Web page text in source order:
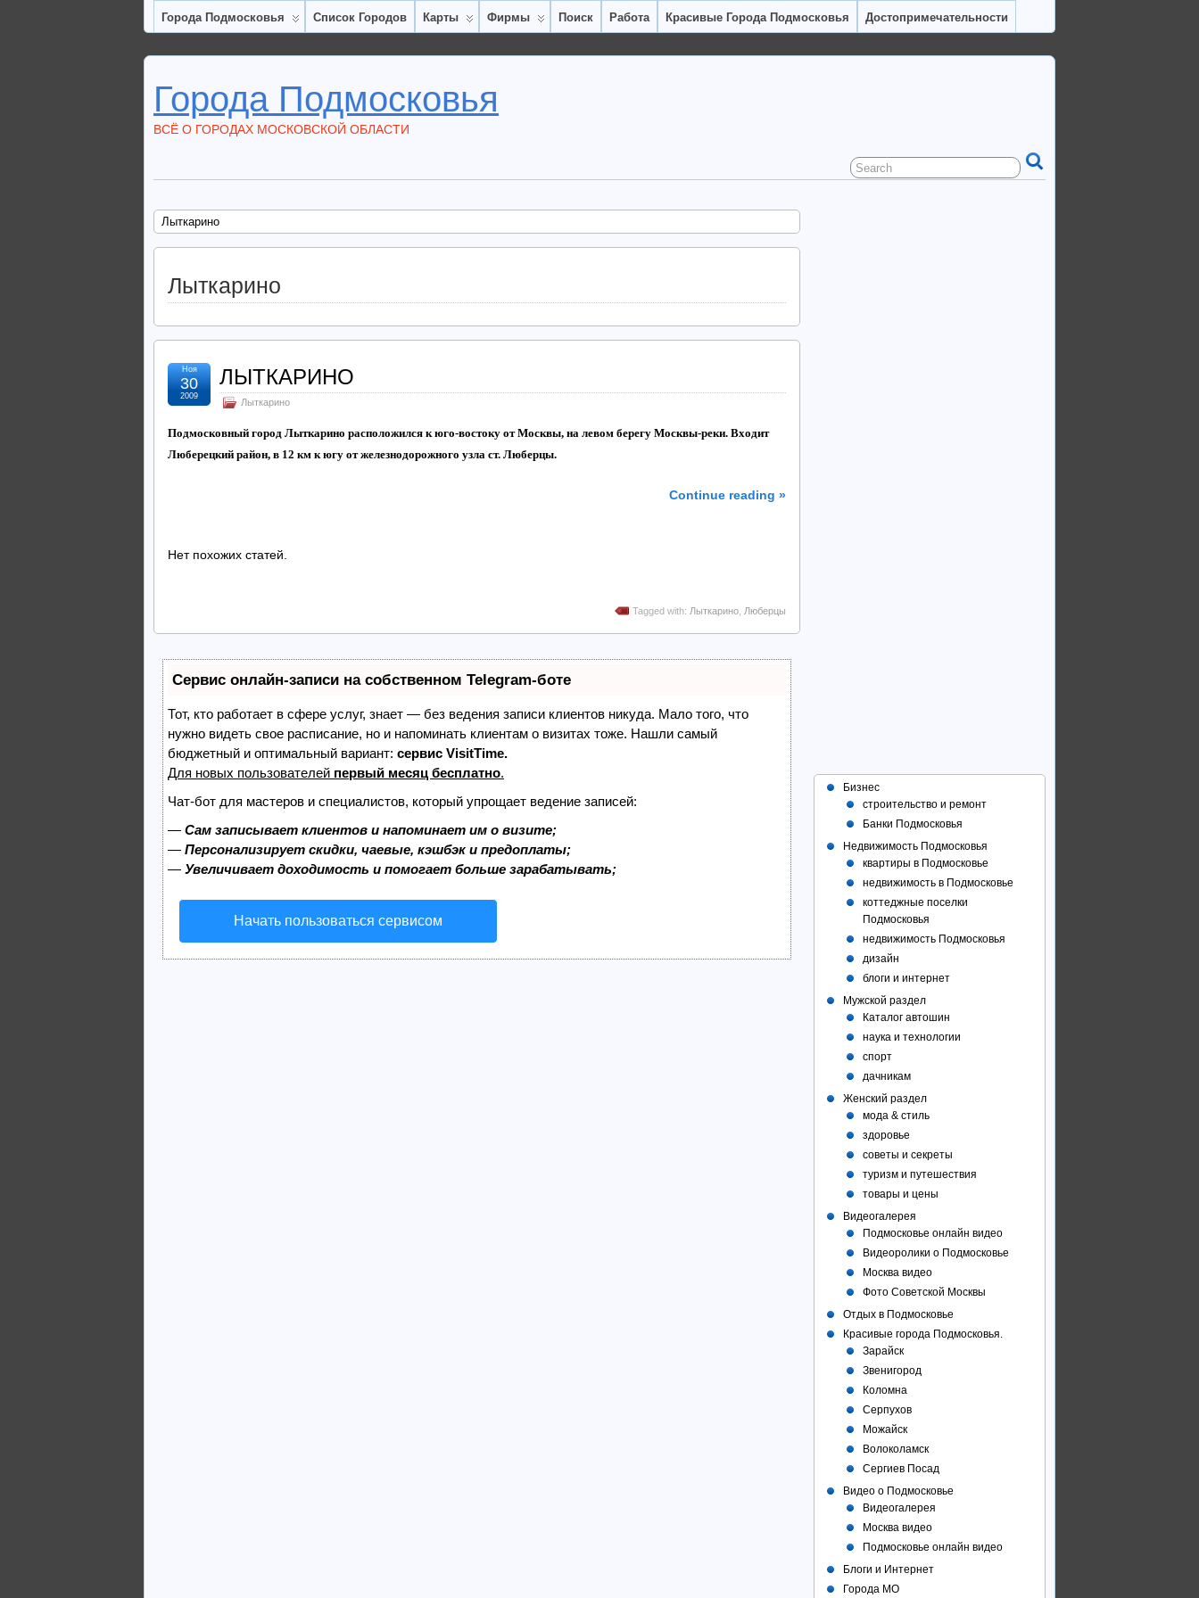
Города Подмосковья Список Городов Карты Фирмы Поиск Работа Красивые Города Подмосковья Достопримечательности
Города Подмосковья
ВСЁ О ГОРОДАХ МОСКОВСКОЙ ОБЛАСТИ
Лыткарино
Лыткарино
ЛЫТКАРИНО
Лыткарино
Ноя
30
2009
Подмосковный город Лыткарино расположился к юго-востоку от Москвы, на левом берегу Москвы-реки. Входит
Люберецкий район, в 12 км к югу от железнодорожного узла ст. Люберцы.
Continue reading »
Нет похожих статей.
Tagged with: Лыткарино Люберцы
Сервис онлайн-записи на собственном Telegram-боте
Тот, кто работает в сфере услуг, знает — без ведения записи клиентов никуда. Мало того, что
нужно видеть свое расписание, но и напоминать клиентам о визитах тоже. Нашли самый
бюджетный и оптимальный вариант: сервис VisitTime.
Для новых пользователей первый месяц бесплатно.
Чат-бот для мастеров и специалистов, который упрощает ведение записей:
— Сам записывает клиентов и напоминает им о визите;
— Персонализирует скидки, чаевые, кэшбэк и предоплаты;
— Увеличивает доходимость и помогает больше зарабатывать;
Начать пользоваться сервисом
Бизнес
строительство и ремонт
Банки Подмосковья
Недвижимость Подмосковья
квартиры в Подмосковье
недвижимость в Подмосковье
коттеджные поселки
Подмосковья
недвижимость Подмосковья
дизайн
блоги и интернет
Мужской раздел
Каталог автошин
наука и технологии
спорт
дачникам
Женский раздел
мода & стиль
здоровье
советы и секреты
туризм и путешествия
товары и цены
Видеогалерея
Подмосковье онлайн видео
Видеоролики о Подмосковье
Москва видео
Фото Советcкой Москвы
Отдых в Подмосковье
Красивые города Подмосковья.
Зарайск
Звенигород
Коломна
Серпухов
Можайск
Волоколамск
Сергиев Посад
Видео о Подмосковье
Видеогалерея
Москва видео
Подмосковье онлайн видео
Блоги и Интернет
Города МО